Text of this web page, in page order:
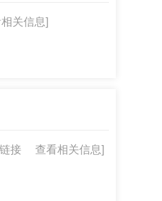
关信息]
接 查看相关信息]